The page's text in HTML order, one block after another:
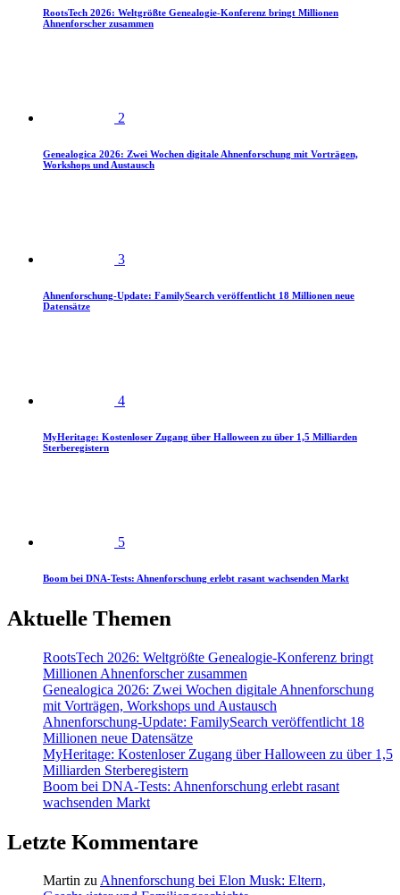
RootsTech 2026: Weltgrößte Genealogie-Konferenz bringt Millionen
Ahnenforscher zusammen
2
Genealogica 2026: Zwei Wochen digitale Ahnenforschung mit Vorträgen,
Workshops und Austausch
3
Ahnenforschung-Update: FamilySearch veröffentlicht 18 Millionen neue
Datensätze
4
MyHeritage: Kostenloser Zugang über Halloween zu über 1,5 Milliarden
Sterberegistern
5
Boom bei DNA-Tests: Ahnenforschung erlebt rasant wachsenden Markt
Aktuelle Themen
RootsTech 2026: Weltgrößte Genealogie-Konferenz bringt
Millionen Ahnenforscher zusammen
Genealogica 2026: Zwei Wochen digitale Ahnenforschung
mit Vorträgen, Workshops und Austausch
Ahnenforschung-Update: FamilySearch veröffentlicht 18
Millionen neue Datensätze
MyHeritage: Kostenloser Zugang über Halloween zu über 1,5
Milliarden Sterberegistern
Boom bei DNA-Tests: Ahnenforschung erlebt rasant
wachsenden Markt
Letzte Kommentare
Martin zu Ahnenforschung bei Elon Musk: Eltern,